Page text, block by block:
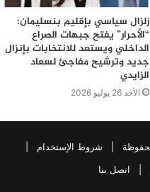
زلزال سياسي بإقليم بنسليمان:
“الأحرار” يفتح جبهات الصراع
الداخلي ويستعد للانتخابات بإنزال
جديد وترشيح مفاجئ لسعاد
الزايدي
الأحد 26 يوليو 2026
شروط الإستخدام
اتصل بنا